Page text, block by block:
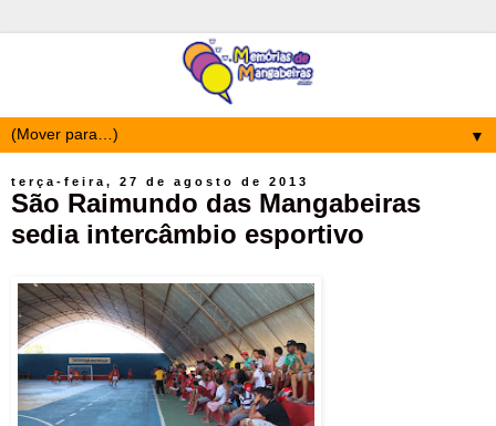
▼
terça-feira, 27 de agosto de 2013
São Raimundo das Mangabeiras
sedia intercâmbio esportivo